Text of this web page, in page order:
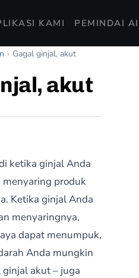
KAMI PEMINDAI
› Gagal ginjal, akut
akut
ketika ginjal Anda
produk
Ketika ginjal Anda
menyaringnya,
dapat menumpuk,
Anda mungkin
akut – juga